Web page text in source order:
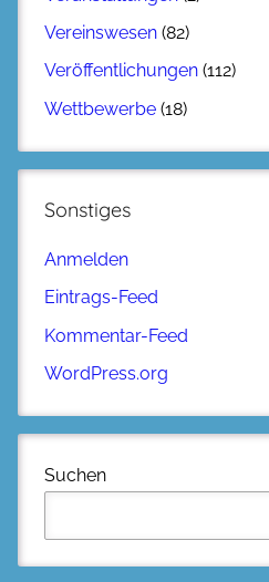
Vereinswesen (82)
Veröffentlichungen (112)
Wettbewerbe (18)
Sonstiges
Anmelden
Eintrags-Feed
Kommentar-Feed
WordPress.org
Suchen